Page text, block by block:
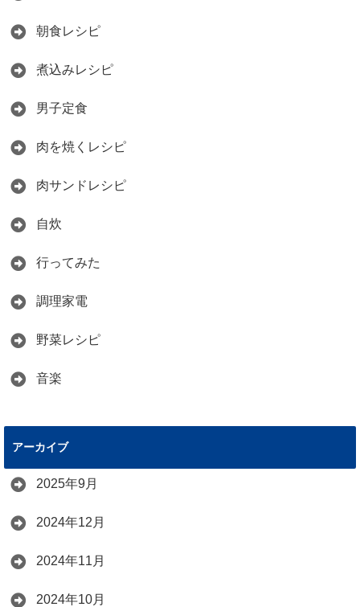
朝食レシピ
煮込みレシピ
男子定食
肉を焼くレシピ
肉サンドレシピ
自炊
行ってみた
調理家電
野菜レシピ
音楽
アーカイブ
2025年9月
2024年12月
2024年11月
2024年10月